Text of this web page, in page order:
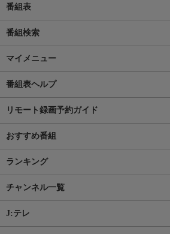
番組表
番組検索
マイメニュー
番組表ヘルプ
リモート録画予約ガイド
おすすめ番組
ランキング
チャンネル一覧
J:テレ